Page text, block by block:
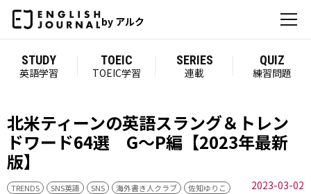
by アルク
STUDY
英語学習
TOEIC
TOEIC学習
SERIES
連載
QUIZ
練習問題
北米ティーンの英語スラング＆トレン
ドワード64選 G～P編【2023年最新
版】
TRENDS SNS英語 SNS 海外書き人クラブ 佐知ゆりこ 2023-03-02